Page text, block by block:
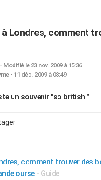
Londres, comment
Modifié le 23 nov. 2009 à 15:36
- 11 déc. 2009 à 08:49
un souvenir "so british "
comment trouver des
ourse - Guide